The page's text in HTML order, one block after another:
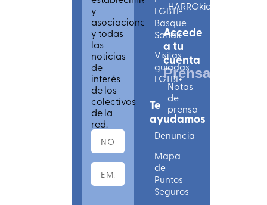
y
asociaciones
y todas
las
noticias
de
interés
de los
colectivos
de la
red.
LGBTI+
Basque
Sariak
Visitas
guiadas
LGTBI+
Te
ayudamos
Denuncia
Mapa
de
Puntos
Seguros
HARROkids
Accede
a tu
cuenta
Prensa
Notas
de
prensa